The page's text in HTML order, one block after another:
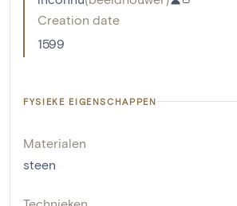
Creation date
1599
FYSIEKE EIGENSCHAPPEN
Materialen
steen